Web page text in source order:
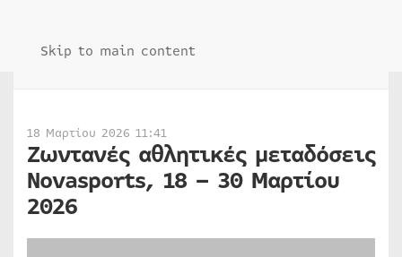
Skip to main content
18 Μαρτίου 2026 11:41
Ζωντανές αθλητικές μεταδόσεις
Novasports, 18 – 30 Μαρτίου
2026